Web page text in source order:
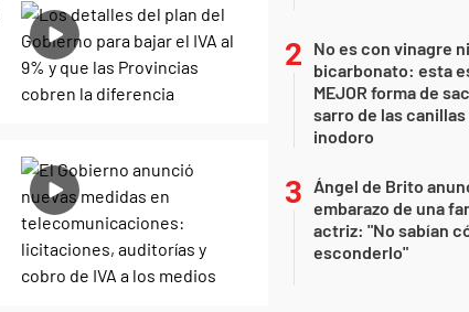
No es con vinagre ni
bicarbonato: esta
MEJOR forma de
sarro de las canillas
inodoro
Ángel de Brito
embarazo de una
actriz: "No sabían
esconderlo"